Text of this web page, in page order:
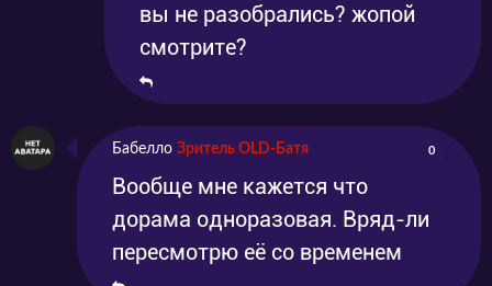
вы не разобрались? жопой
смотрите?
Бабелло Зритель OLD-Батя 0
Вообще мне кажется что
дорама одноразовая. Вряд-ли
пересмотрю её со временем